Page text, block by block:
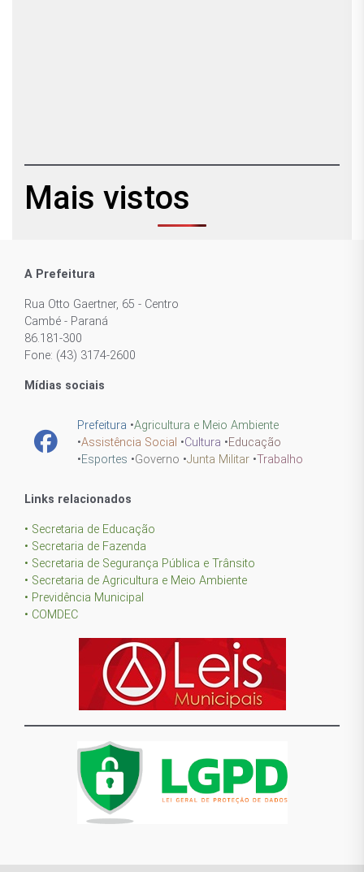
Mais vistos
A Prefeitura
Rua Otto Gaertner, 65 - Centro
Cambé - Paraná
86.181-300
Fone: (43) 3174-2600
Mídias sociais
Prefeitura •Agricultura e Meio Ambiente
•Assistência Social •Cultura •Educação
•Esportes •Governo •Junta Militar •Trabalho
Links relacionados
• Secretaria de Educação
• Secretaria de Fazenda
• Secretaria de Segurança Pública e Trânsito
• Secretaria de Agricultura e Meio Ambiente
• Previdência Municipal
• COMDEC